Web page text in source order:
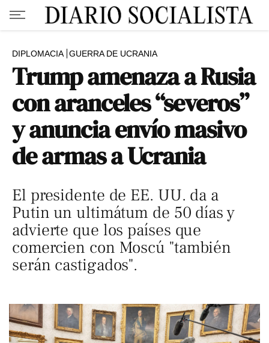
DIPLOMACIA GUERRA DE UCRANIA
Trump amenaza a Rusia
con aranceles “severos”
y anuncia envío masivo
de armas a Ucrania
El presidente de EE. UU. da a
Putin un ultimátum de 50 días y
advierte que los países que
comercien con Moscú "también
serán castigados".